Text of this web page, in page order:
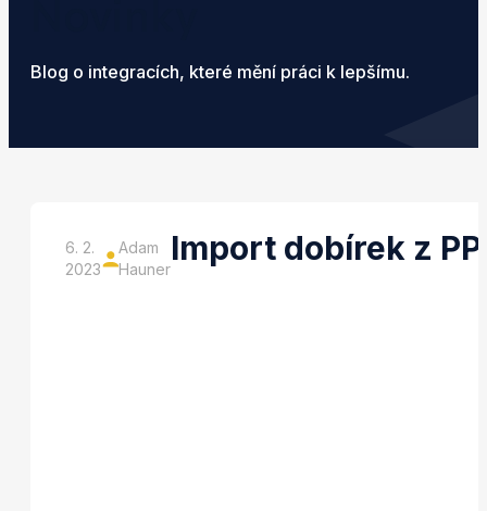
Blog o integracích, které mění práci k lepšímu.
6. 2.
2023
Adam
Hauner
Import dobírek z